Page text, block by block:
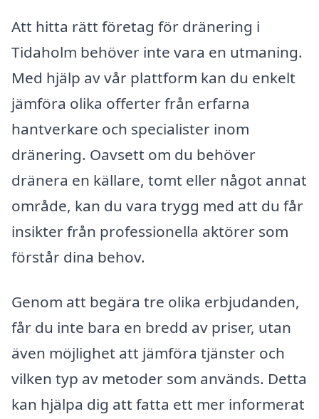
Att hitta rätt företag för dränering i
Tidaholm behöver inte vara en utmaning.
Med hjälp av vår plattform kan du enkelt
jämföra olika offerter från erfarna
hantverkare och specialister inom
dränering. Oavsett om du behöver
dränera en källare, tomt eller något annat
område, kan du vara trygg med att du får
insikter från professionella aktörer som
förstår dina behov.
Genom att begära tre olika erbjudanden,
får du inte bara en bredd av priser, utan
även möjlighet att jämföra tjänster och
vilken typ av metoder som används. Detta
kan hjälpa dig att fatta ett mer informerat